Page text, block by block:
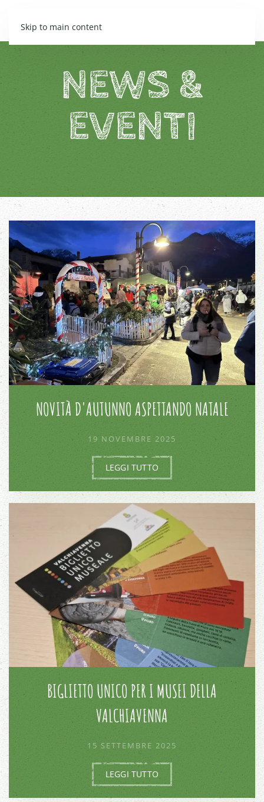
Skip to main content
NEWS &
EVENTI
NOVITÀ D'AUTUNNO ASPETTANDO NATALE
19 NOVEMBRE 2025
LEGGI TUTTO
BIGLIETTO UNICO PER I MUSEI DELLA
VALCHIAVENNA
15 SETTEMBRE 2025
LEGGI TUTTO